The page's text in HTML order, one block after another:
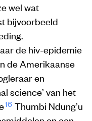
wel wat
bijvoorbeeld
de hiv-epidemie
de Amerikaanse
en
science’ van het
16 Thumbi Ndung’u